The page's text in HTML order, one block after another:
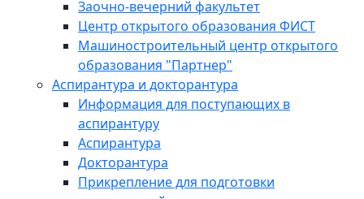
Заочно-вечерний факультет
Центр открытого образования ФИСТ
Машиностроительный центр открытого
образования "Партнер"
Аспирантура и докторантура
Информация для поступающих в
аспирантуру
Аспирантура
Докторантура
Прикрепление для подготовки